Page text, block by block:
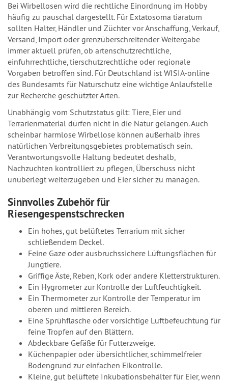
Bei Wirbellosen wird die rechtliche Einordnung im Hobby
häufig zu pauschal dargestellt. Für Extatosoma tiaratum
sollten Halter, Händler und Züchter vor Anschaffung, Verkauf,
Versand, Import oder grenzüberschreitender Weitergabe
immer aktuell prüfen, ob artenschutzrechtliche,
einfuhrrechtliche, tierschutzrechtliche oder regionale
Vorgaben betroffen sind. Für Deutschland ist WISIA-online
des Bundesamts für Naturschutz eine wichtige Anlaufstelle
zur Recherche geschützter Arten.
Unabhängig vom Schutzstatus gilt: Tiere, Eier und
Terrarienmaterial dürfen nicht in die Natur gelangen. Auch
scheinbar harmlose Wirbellose können außerhalb ihres
natürlichen Verbreitungsgebietes problematisch sein.
Verantwortungsvolle Haltung bedeutet deshalb,
Nachzuchten kontrolliert zu pflegen, Überschuss nicht
unüberlegt weiterzugeben und Eier sicher zu managen.
Sinnvolles Zubehör für
Riesengespenstschrecken
Ein hohes, gut belüftetes Terrarium mit sicher
schließendem Deckel.
Feine Gaze oder ausbruchssichere Lüftungsflächen für
Jungtiere.
Griffige Äste, Reben, Kork oder andere Kletterstrukturen.
Ein Hygrometer zur Kontrolle der Luftfeuchtigkeit.
Ein Thermometer zur Kontrolle der Temperatur im
oberen und mittleren Bereich.
Eine Sprühflasche oder vorsichtige Luftbefeuchtung für
feine Tropfen auf den Blättern.
Abdeckbare Gefäße für Futterzweige.
Küchenpapier oder übersichtlicher, schimmelfreier
Bodengrund zur einfachen Eikontrolle.
Kleine, gut belüftete Inkubationsbehälter für Eier, wenn